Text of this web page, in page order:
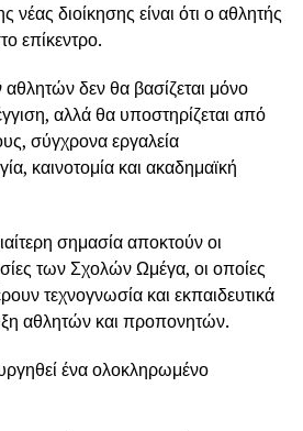
νέας διοίκησης είναι ότι ο αθλητής
επίκεντρο.
δεν θα βασίζεται μόνο
αλλά θα υποστηρίζεται από
σύγχρονα εργαλεία
καινοτομία και ακαδημαϊκή
σημασία αποκτούν οι
των Σχολών Ωμέγα, οι οποίες
τεχνογνωσία και εκπαιδευτικά
αθλητών και προπονητών.
ένα ολοκληρωμένο